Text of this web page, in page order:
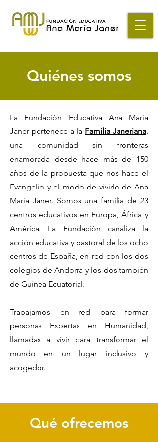
Quiénes somos
La Fundación Educativa Ana María
Janer pertenece a la Familia Janeriana,
una comunidad sin fronteras
enamorada desde hace más de 150
años de la propuesta que nos hace el
Evangelio y el modo de vivirlo de Ana
María Janer. Somos una familia de 23
centros educativos en Europa, África y
América. La Fundación canaliza la
acción educativa y pastoral de los ocho
centros de España, en red con los dos
colegios de Andorra y los dos también
de Guinea Ecuatorial.
Trabajamos en red para formar
personas Expertas en Humanidad,
llamadas a vivir para transformar el
mundo en un lugar inclusivo y
acogedor.
Qué ofrecemos